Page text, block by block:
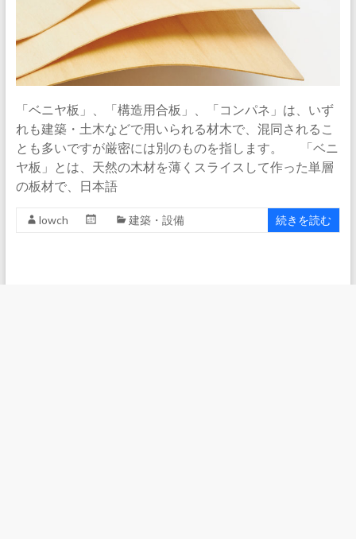
「ベニヤ板」、「構造用合板」、「コンパネ」は、いず
れも建築・土木などで用いられる材木で、混同されるこ
とも多いですが厳密には別のものを指します。 「ベニ
ヤ板」とは、天然の木材を薄くスライスして作った単層
の板材で、日本語
lowch 建築・設備 続きを読む